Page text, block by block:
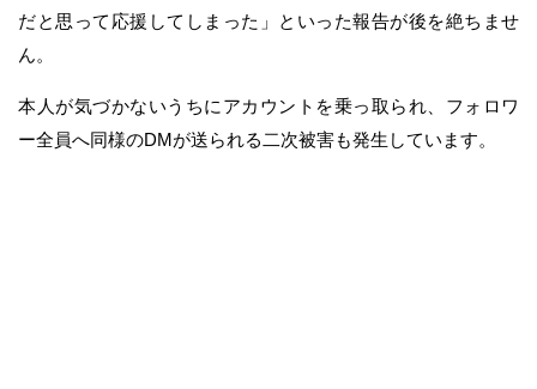
だと思って応援してしまった」といった報告が後を絶ちませ
ん。
本人が気づかないうちにアカウントを乗っ取られ、フォロワ
ー全員へ同様のDMが送られる二次被害も発生しています。